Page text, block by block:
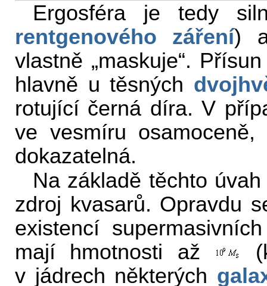
Ergosféra je tedy
rentgenového záření)
vlastně „maskuje“.
hlavně u těsných
rotující černá díra. V
ve vesmíru
dokazatelná.
Na základě těchto
zdroj kvasarů. Opravdu
existencí
mají hmotnosti až
v jádrech některých